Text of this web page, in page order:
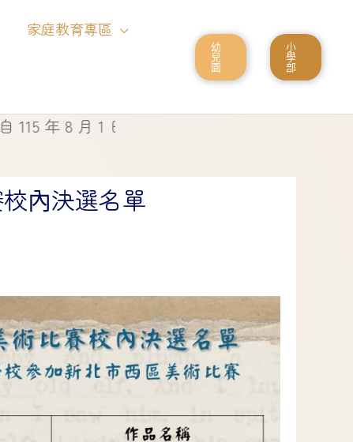
家庭教育專區
幼
兒
園
小
學
部
使用
內決選名單